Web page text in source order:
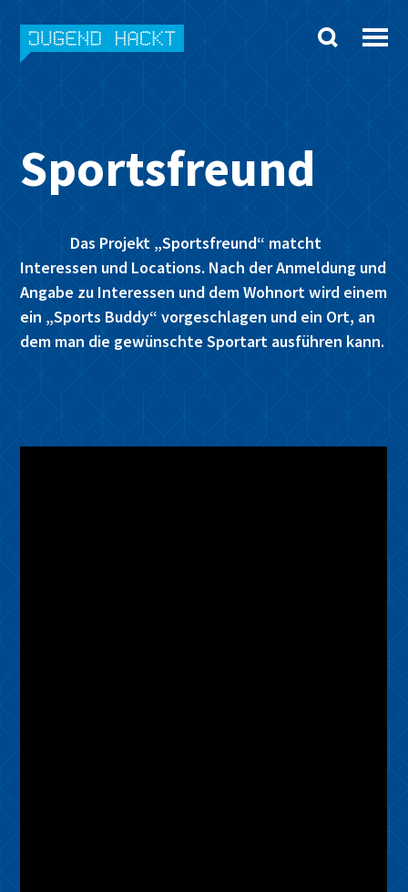
Skip
to
Sportsfreund
Das Projekt „Sportsfreund“ matcht
Interessen und Locations. Nach der Anmeldung und
Angabe zu Interessen und dem Wohnort wird einem
ein „Sports Buddy“ vorgeschlagen und ein Ort, an
dem man die gewünschte Sportart ausführen kann.